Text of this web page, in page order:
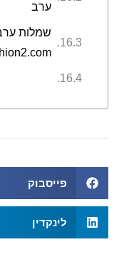
ערב
שמלות
פייסבוק
לינקדין